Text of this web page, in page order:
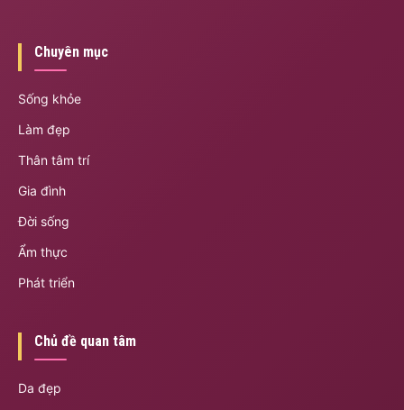
Chuyên mục
Sống khỏe
Làm đẹp
Thân tâm trí
Gia đình
Đời sống
Ẩm thực
Phát triển
Chủ đề quan tâm
Da đẹp